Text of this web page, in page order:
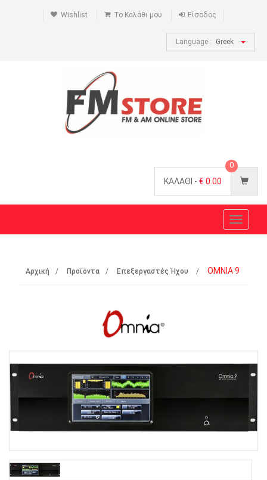
Wishlist Το Καλάθι μου Είσοδος
Language : Greek
ΚΑΛΑΘΙ - € 0.00
0
Toggle
Αρχική Προϊόντα Επεξεργαστές Ήχου ΟΜΝΙΑ 9